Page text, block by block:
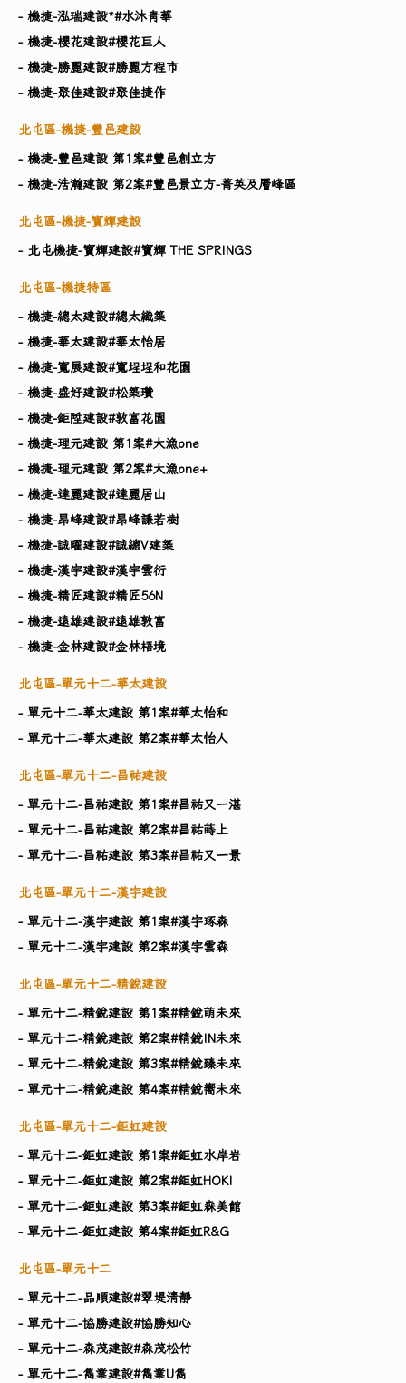
- 機捷-泓瑞建設​*#水沐青華
- 機捷-櫻花建設#櫻花巨人
- 機捷-勝麗建設#勝麗方程市
- 機捷-聚佳建設#聚佳捷作
北屯區-機捷-豐邑建設
- 機捷-豐邑建設 第1案#豐邑創立方
- 機捷-浩瀚建設 第2案#豐邑景立方-菁英及層峰區
北屯區-機捷-寶輝建設
- 北屯機捷-寶輝建設#寶輝 THE SPRINGS
北屯區-機捷特區
- 機捷-總太建設#總太織築
- 機捷-華太建設#華太怡居
- 機捷-寬展建設#寬埕埕和花園
- 機捷-盛好建設#松築瓚
- 機捷-鉅陞建設#敦富花園
- 機捷-理元建設 第1案#大漁one
- 機捷-理元建設 第2案#大漁one+
- 機捷-達麗建設#達麗居山
- 機捷-昂峰建設#昂峰謙若樹
- 機捷-誠曜建設#誠總V建築
- 機捷-漢宇建設#漢宇雲衍
- 機捷-精匠建設#精匠56N
- 機捷-遠雄建設#遠雄敦富
- 機捷-金林建設#金林梧境
北屯區-單元十二-華太建設
- 單元十二-華太建設 第1案#華太怡和
- 單元十二-華太建設 第2案#華太怡人
北屯區-單元十二-昌祐建設
- 單元十二-昌祐建設 第1案#昌祐又一湛
- 單元十二-昌祐建設 第2案#昌祐蒔上
- 單元十二-昌祐建設 第3案#昌祐又一景
北屯區-單元十二-漢宇建設
- 單元十二-漢宇建設 第1案#漢宇琢森
- 單元十二-漢宇建設 第2案#漢宇雲森
北屯區-單元十二-精銳建設
- 單元十二-精銳建設 第1案#精銳萌未來
- 單元十二-精銳建設 第2案#精銳IN未來
- 單元十二-精銳建設 第3案#精銳臻未來
- 單元十二-精銳建設 第4案#精銳嚮未來
北屯區-單元十二-鉅虹建設
- 單元十二-鉅虹建設 第1案#鉅虹水岸岩
- 單元十二-鉅虹建設 第2案#鉅虹HOKI
- 單元十二-鉅虹建設 第3案#鉅虹森美館
- 單元十二-鉅虹建設 第4案#鉅虹R&G
北屯區-單元十二
- 單元十二-品順建設#翠堤清靜
- 單元十二-協勝建設#協勝知心
- 單元十二-森茂建設#森茂松竹
- 單元十二-雋業建設#雋業U雋